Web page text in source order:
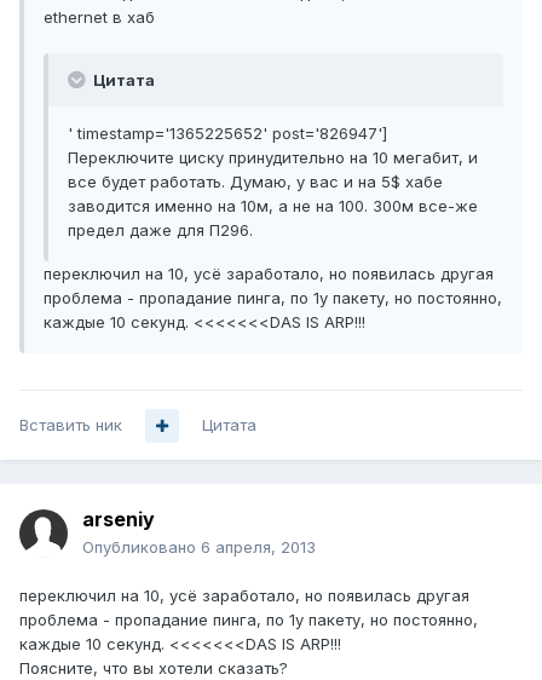
ethernet в хаб
Цитата
' timestamp='1365225652' post='826947']
Переключите циску принудительно на 10 мегабит, и
все будет работать. Думаю, у вас и на 5$ хабе
заводится именно на 10м, а не на 100. 300м все-же
предел даже для П296.
переключил на 10, усё заработало, но появилась другая
проблема - пропадание пинга, по 1у пакету, но постоянно,
каждые 10 секунд. <<<<<<<DAS IS ARP!!!
Вставить ник Цитата
arseniy
Опубликовано 6 апреля, 2013
переключил на 10, усё заработало, но появилась другая
проблема - пропадание пинга, по 1у пакету, но постоянно,
каждые 10 секунд. <<<<<<<DAS IS ARP!!!
Поясните, что вы хотели сказать?